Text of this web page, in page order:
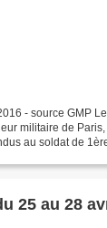
- source GMP
militaire de
au soldat de
25 au 28